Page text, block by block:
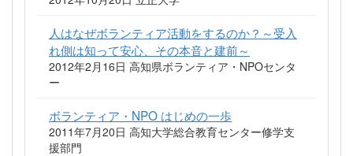
人はなぜボランティア活動をするのか？～受入
れ側は知って安心、その本音と建前～
2012年2月16日 高知県ボランティア・NPOセンタ
ー
ボランティア・NPO はじめの一歩
2011年7月20日 高知大学総合教育センター修学支
援部門